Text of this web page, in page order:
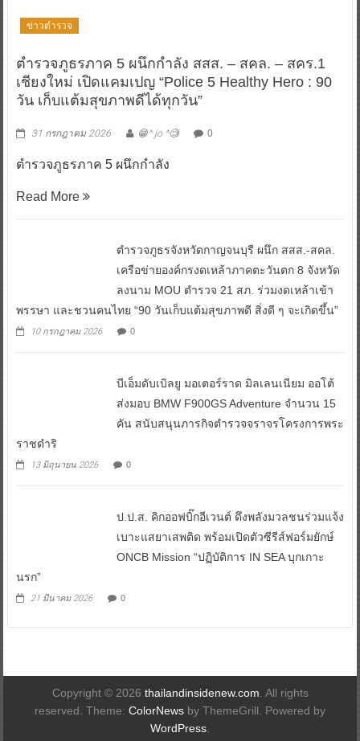
ข่าวตำรวจ
ตำรวจภูธรภาค 5 ผนึกกำลัง สสส. – สคล. – สคร.1
เชียงใหม่ เปิดแคมเปญ “Police 5 Healthy Hero : 90
วัน เก็บแต้มสุขภาพดีได้ทุกวัน”
31 กรกฎาคม 2026 😁^ jo ^🧐 0
ตำรวจภูธรภาค 5 ผนึกกำลัง
Read More
ตำรวจภูธรจังหวัดกาญจนบุรี ผนึก สสส.-สคล.
เครือข่ายองค์กรงดเหล้าภาคตะวันตก 8 จังหวัด
ลงนาม MOU ตำรวจ 21 สภ. ร่วมงดเหล้าเข้า
พรรษา และชวนคนไทย “90 วันเก็บแต้มสุขภาพดี สิ่งดี ๆ จะเกิดขึ้น”
10 กรกฎาคม 2026 0
บีเอ็มดับเบิลยู มอเตอร์ราด มิลเลนเนียม ออโต้
ส่งมอบ BMW F900GS Adventure จำนวน 15
คัน สนับสนุนภารกิจตำรวจจราจรโครงการพระ
ราชดำริ
13 มิถุนายน 2026 0
ป.ป.ส. คิกออฟบิ๊กอีเวนต์ ดึงพลังมวลชนร่วมแจ้ง
เบาะแสยาเสพติด พร้อมเปิดตัวซีรีส์ฟอร์มยักษ์
ONCB Mission “ปฏิบัติการ IN SEA บุกเกาะ
นรก”
21 มีนาคม 2026 0
Copyright © 2026 thailandinsidenew.com . All rights
reserved. Theme: ColorNews by ThemeGrill. Powered by
WordPress